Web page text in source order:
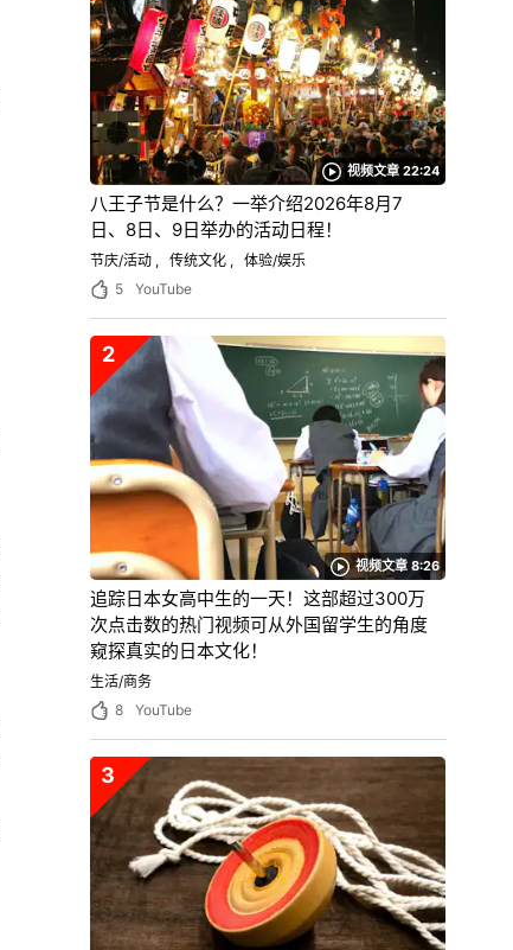
视频文章 22:24
八王子节是什么？一举介绍2026年8月7
日、8日、9日举办的活动日程！
节庆/活动 传统文化
体验/娱乐
5
YouTube
视频文章 8:26
2
追踪日本女高中生的一天！这部超过300万
次点击数的热门视频可从外国留学生的角度
窥探真实的日本文化！
生活/商务
8
YouTube
3